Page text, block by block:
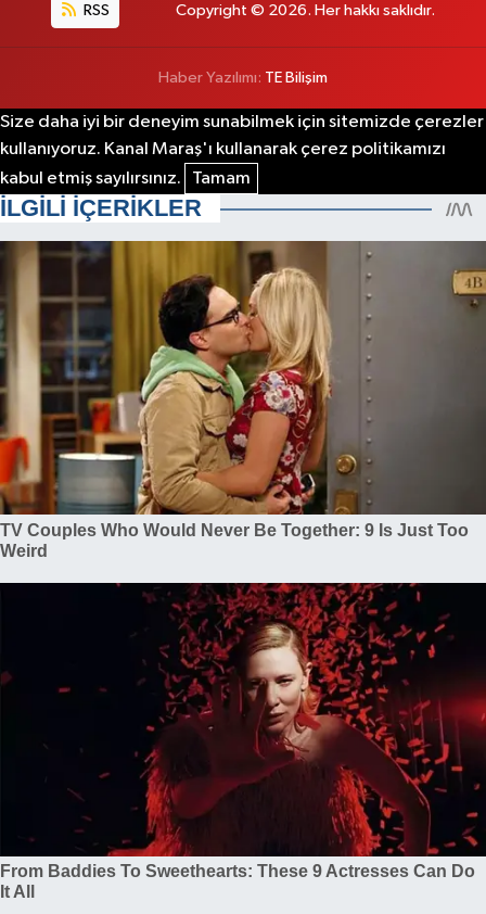
RSS Copyright © 2026. Her hakkı saklıdır.
Haber Yazılımı: TE Bilişim
Size daha iyi bir deneyim sunabilmek için sitemizde çerezler
kullanıyoruz. Kanal Maraş'ı kullanarak çerez politikamızı
kabul etmiş sayılırsınız.
Tamam